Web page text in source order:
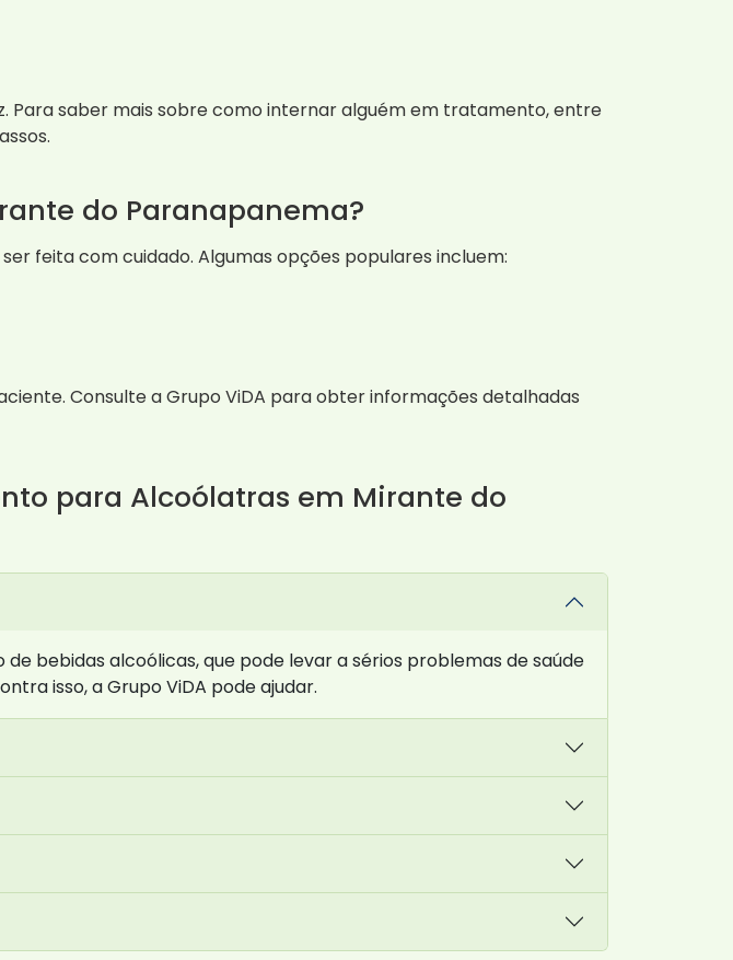
saber mais sobre como internar alguém em tratamento, entre
do Paranapanema?
feita com cuidado. Algumas opções populares incluem:
Consulte a Grupo ViDA para obter informações detalhadas
para Alcoólatras em Mirante do
bebidas alcoólicas, que pode levar a sérios problemas de saúde
isso, a Grupo ViDA pode ajudar.